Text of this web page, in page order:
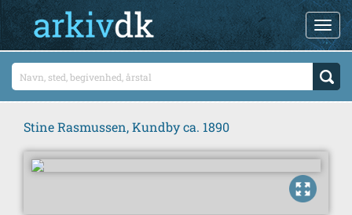
Stine Rasmussen, Kundby ca. 1890